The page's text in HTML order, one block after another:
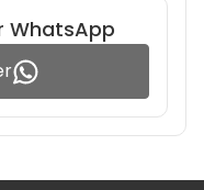
WhatsApp